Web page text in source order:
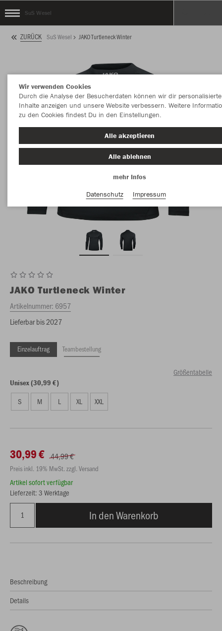
SuS Wesel
ZURÜCK SuS Wesel JAKO Turtleneck Winter
JAKO Turtleneck Winter
Artikelnummer: 6957
Lieferbar bis 2027
Einzelauftrag Teambestellung
Größentabelle
Unisex (30,99 €)
S M L XL XXL
30,99 € 44,99 €
Preis inkl. 19% MwSt. zzgl. Versand
Artikel sofort verfügbar
Lieferzeit: 3 Werktage
In den Warenkorb
Beschreibung
Details
Wir verwenden Cookies
Durch die Analyse der Besucherdaten können wir dir personalisierte
Inhalte anzeigen und unsere Website verbessern. Weitere
zu den Cookies findest Du in den Einstellungen.
Alle akzeptieren
Alle ablehnen
mehr Infos
Datenschutz
Impressum